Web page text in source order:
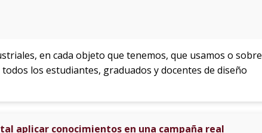
en cada objeto que tenemos, que usamos o sobre
los estudiantes, graduados y docentes de diseño
aplicar conocimientos en una campaña real